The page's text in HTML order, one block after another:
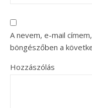
A nevem, e-mail
böngészőben a
Hozzászólás